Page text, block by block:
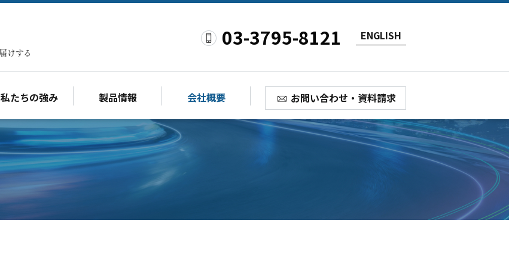
03-3795-8121 ENGLISH
私たちの強み 製品情報 会社概要 お問い合わせ・資料請求